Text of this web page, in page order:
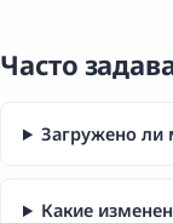
Часто
Загружено ли
Какие